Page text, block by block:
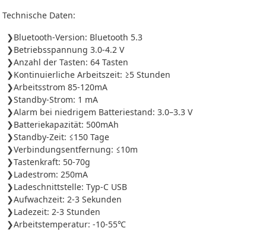
Technische Daten:
Bluetooth-Version: Bluetooth 5.3
Betriebsspannung 3.0-4.2 V
Anzahl der Tasten: 64 Tasten
Kontinuierliche Arbeitszeit: ≥5 Stunden
Arbeitsstrom 85-120mA
Standby-Strom: 1 mA
Alarm bei niedrigem Batteriestand: 3.0–3.3 V
Batteriekapazität: 500mAh
Standby-Zeit: ≤150 Tage
Verbindungsentfernung: ≤10m
Tastenkraft: 50-70g
Ladestrom: 250mA
Ladeschnittstelle: Typ-C USB
Aufwachzeit: 2-3 Sekunden
Ladezeit: 2-3 Stunden
Arbeitstemperatur: -10-55℃